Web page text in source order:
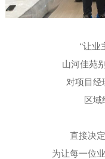
“让业
山河佳苑
对项目经
区域
直接决
为让每一位